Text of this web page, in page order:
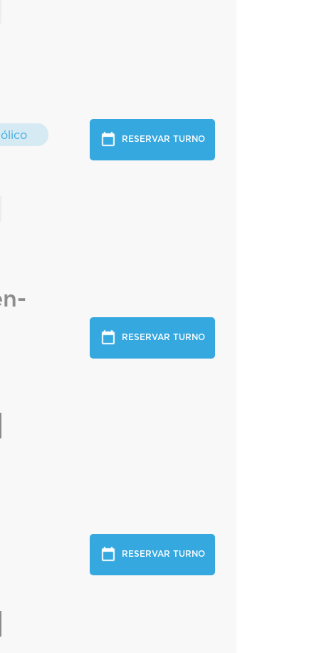
RESERVAR TURNO
RESERVAR TURNO
RESERVAR TURNO